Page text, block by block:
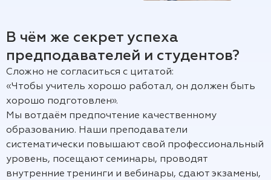
В чём же секрет успеха
предподавателей и студентов?
Сложно не согласиться с цитатой:
«Чтобы учитель хорошо работал, он должен быть
хорошо подготовлен».
Мы вотдаём предпочтение качественному
образованию. Наши преподаватели
систематически повышают свой профессиональный
уровень, посещают семинары, проводят
внутренние тренинги и вебинары, сдают экзамены,